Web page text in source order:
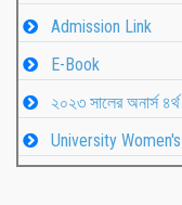
Admission Link
E-Book
২০২৩ সালের অনার্স
University